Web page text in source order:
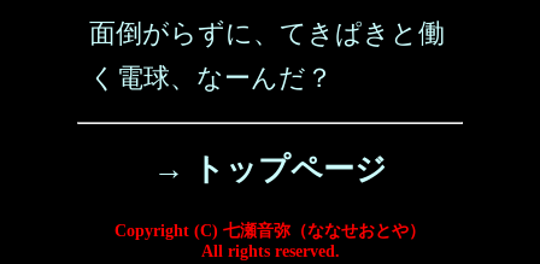
面倒がらずに、てきぱきと働
く電球、なーんだ？
→ トップページ
Copyright (C) 七瀬音弥（ななせおとや）
All rights reserved.